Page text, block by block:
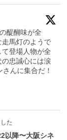
醍醐味が全
馬灯のようで
登場人物が全
の忠誠心には涙
んに集合だ！
た
以降〜大阪シネ